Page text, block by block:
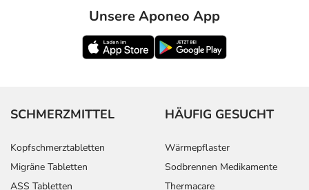
Unsere Aponeo App
SCHMERZMITTEL
Kopfschmerztabletten
Migräne Tabletten
ASS Tabletten
HÄUFIG GESUCHT
Wärmepflaster
Sodbrennen Medikamente
Thermacare